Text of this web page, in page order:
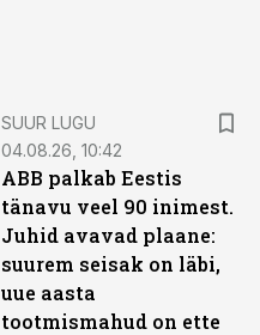
SUUR LUGU
04.08.26, 10:42
ABB palkab Eestis
tänavu veel 90 inimest.
Juhid avavad plaane:
suurem seisak on läbi,
uue aasta
tootmismahud on ette